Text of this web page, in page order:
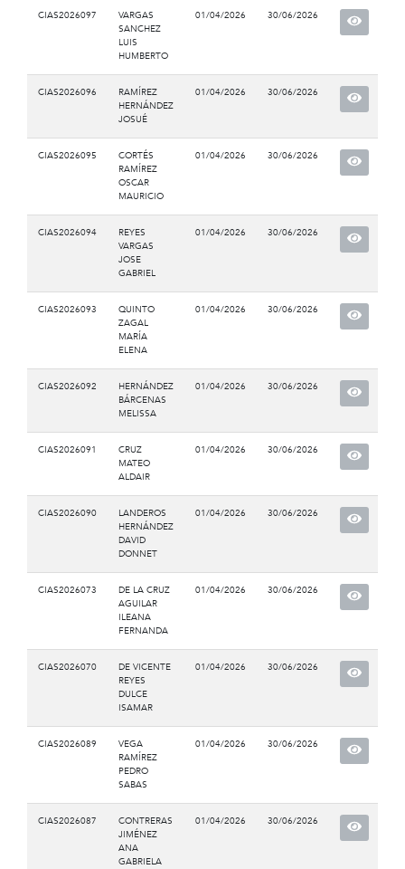
CIAS2026097
VARGAS
SANCHEZ
LUIS
HUMBERTO
01/04/2026 30/06/2026
CIAS2026096
RAMÍREZ
HERNÁNDEZ
JOSUÉ
01/04/2026 30/06/2026
CIAS2026095
CORTÉS
RAMÍREZ
OSCAR
MAURICIO
01/04/2026 30/06/2026
CIAS2026094
REYES
VARGAS
JOSE
GABRIEL
01/04/2026 30/06/2026
CIAS2026093
QUINTO
ZAGAL
MARÍA
ELENA
01/04/2026 30/06/2026
CIAS2026092
HERNÁNDEZ
BÁRCENAS
MELISSA
01/04/2026 30/06/2026
CIAS2026091
CRUZ
MATEO
ALDAIR
01/04/2026 30/06/2026
CIAS2026090
LANDEROS
HERNÁNDEZ
DAVID
DONNET
01/04/2026 30/06/2026
CIAS2026073
DE LA CRUZ
AGUILAR
ILEANA
FERNANDA
01/04/2026 30/06/2026
CIAS2026070
DE VICENTE
REYES
DULCE
ISAMAR
01/04/2026 30/06/2026
CIAS2026089
VEGA
RAMÍREZ
PEDRO
SABAS
01/04/2026 30/06/2026
CIAS2026087
CONTRERAS
JIMÉNEZ
ANA
GABRIELA
01/04/2026 30/06/2026